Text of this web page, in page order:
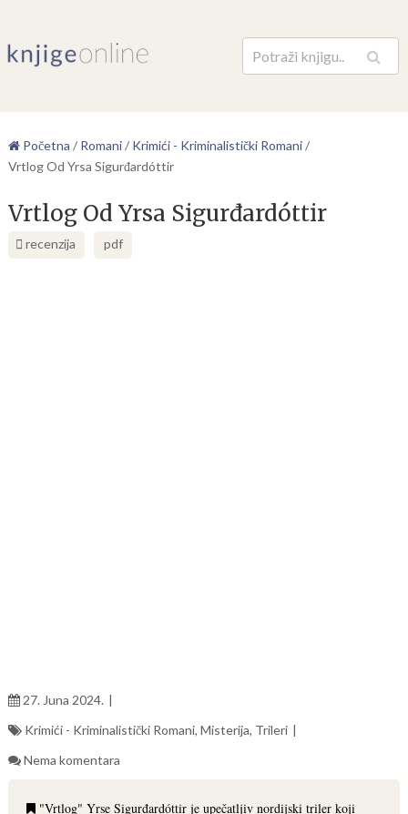
Pretraga
Početna / Romani/ Krimići - Kriminalistički Romani/
Vrtlog Od Yrsa Sigurđardóttir
Vrtlog Od Yrsa Sigurđardóttir
recenzija pdf
27. Juna 2024.
Krimići - Kriminalistički Romani, Misterija, Trileri
Nema komentara
"Vrtlog" Yrse Sigurđardóttir je upečatljiv nordijski triler koji